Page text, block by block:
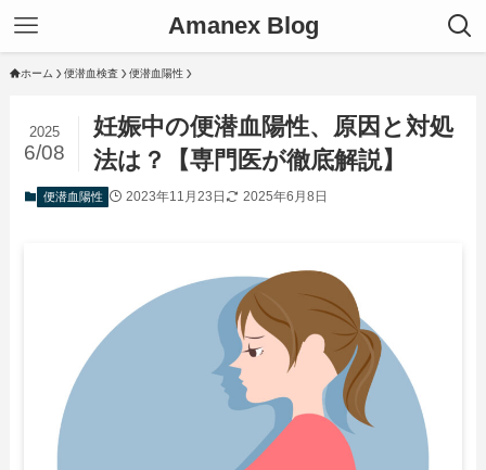
Amanex Blog
ホーム 便潜血検査 便潜血陽性
妊娠中の便潜血陽性、原因と対処
法は？【専門医が徹底解説】
2025
6/08
便潜血陽性 2023年11月23日 2025年6月8日